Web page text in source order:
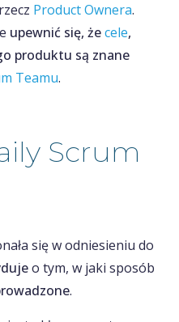
Product Ownera.
upewnić się, żecele,
produktu są znane
Teamu.
Scrum
się w odniesieniu do
o tym, w jaki sposób
.